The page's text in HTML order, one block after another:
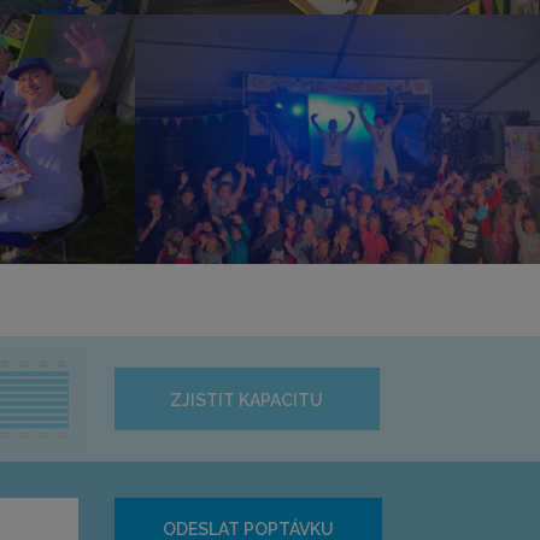
ZJISTIT KAPACITU